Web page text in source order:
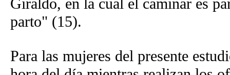
Giraldo, en la cual el caminar es
parto" (15).
Para las mujeres del presente